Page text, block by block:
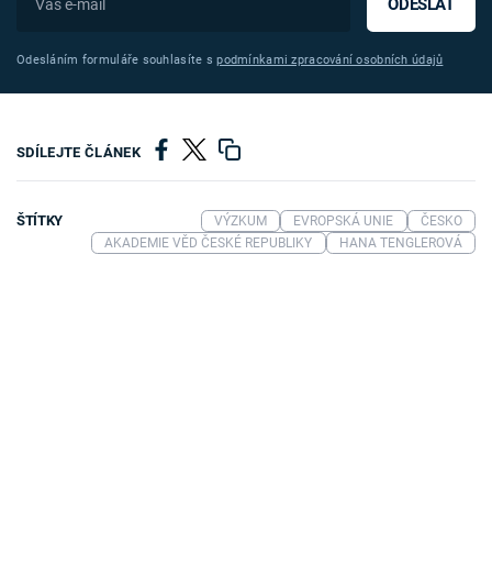
ODESLAT
Odesláním formuláře souhlasíte spodmínkami zpracování osobních údajů
SDÍLEJTE ČLÁNEK
ŠTÍTKY VÝZKUM EVROPSKÁ UNIE
ČESKO
AKADEMIE VĚD ČESKÉ REPUBLIKY
HANA TENGLEROVÁ